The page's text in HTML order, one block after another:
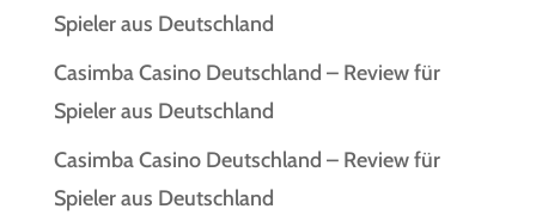
Spieler aus Deutschland
Casimba Casino Deutschland – Review für
Spieler aus Deutschland
Casimba Casino Deutschland – Review für
Spieler aus Deutschland